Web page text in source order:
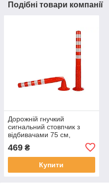
Подібні товари компанії
Дорожній гнучкий
сигнальний стовпчик з
відбивачами 75 см,
анкерним кріпленням
469 ₴
Купити